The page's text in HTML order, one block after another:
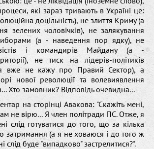
які зараз тривають в Україні це:
доцільність), не злиття Криму (а
зелених чоловічків), не залякування
(а - наведення пор ядку), не
і командирів Майдану (а -
не тиск на лідерів-політиків
вже не кажу про Правий Сектор), а
нової революції та волевиявлення
Хто замовник? Відповідь очевидна...
на сторінці Авакова: "Скажіть мені,
не вірю... Я член політради ПС. Отже, я
слід готуватися до того, що за кілька
затримання (а я не ховаюся і до того ж
слід буде "випадково" застрелитися?".